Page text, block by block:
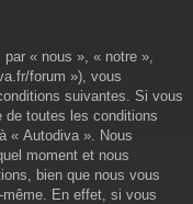
« nous », « notre »,
forum »), vous
suivantes. Si vous
de toutes les conditions
« Autodiva ». Nous
moment et nous
bien que nous vous
En effet, si vous